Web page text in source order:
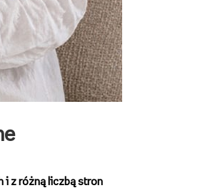
i z różną liczbą stron